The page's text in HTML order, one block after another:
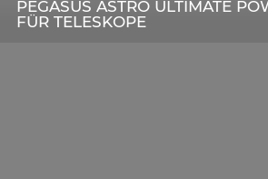
PEGASUS ASTRO ULTIMATE
FÜR TELESKOPE